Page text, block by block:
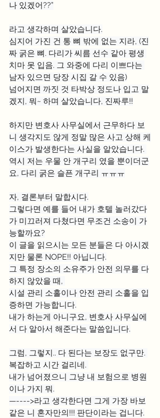
나 있겠어??”
라고 생각하며 살았습니다.
심지어 가진 건 통 뼈 밖에 없는 지라, (진
짜 굵은 뼈. 다리가 씨름 선수 같아 평생
치마 못 입음. 그 와중에 다리 이쁘다는
남자 있으면 당장 시집 갈 수 있음)
넘어지면 까짓 것 타박상 정도나 입고 말
겠지, 뭐~ 하며 살았습니다, 진짜루!!
하지만 변호사 사무실에서 근무하다 보
니 생각지도 않게 정말 많은 사고 상해 케
이스가 발생한다는 사실을 알았습니다.
역시 저는 우물 안 개구리 였을 뿐이더군
요, 다리 굵은 슬픈 개구리 ㅠㅠㅠ
자, 결론부터 말합시다.
그렇다면 예를 들어 내가 호텔 놀러갔다
가 미끄러져 다쳤다면 무조건 소송이 가
능할까요?
이 글을 읽으시는 모든 분들은 다 아시겠
지만 물론 NOPE!! 아닙니다.
그 특정 장소의 소유주가 안전 의무를 다
하지 않았을 때,
시설 관리 소홀이나 안전 관리 소홀을 입
증하면 가능합니다.
내가 하는게 아니구요, 변호사 사무실에
서 다 알아서 해준다는 말씀입니다.
그럼, 그렇지.. 다 된다는 보장도 없구만.
복잡하고 시간 걸리네.
내가 넘어졌으니 그냥 내 보험으로 병원
이나 가지 뭐.
—---->라고 생각한다면 그게 가장 바보
같은 니 혼자만의!!! 판단이라는 겁니다.